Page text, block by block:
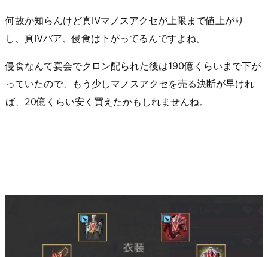
何故か知らんけど真Ⅳマノスアクセが上限まで値上がり
し、真Ⅳバア、侵食は下がってるんですよね。
侵食なんて宴会でクロン配られた後は190億くらいまで下が
っていたので、もう少しマノスアクセを売る決断が早けれ
ば、20億くらい安く買えたかもしれませんね。